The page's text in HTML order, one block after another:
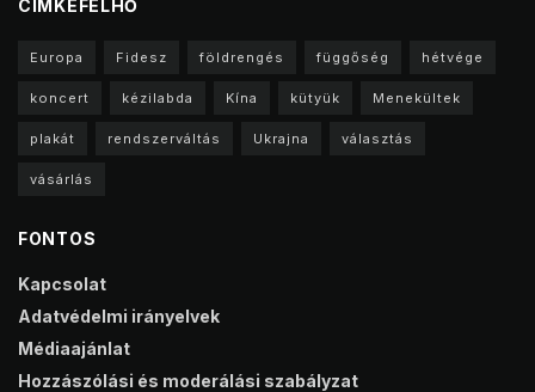
CIMKEFELHŐ
Europa Fidesz földrengés függőség hétvége
koncert kézilabda Kína kütyük Menekültek
plakát rendszerváltás Ukrajna választás
vásárlás
FONTOS
Kapcsolat
Adatvédelmi irányelvek
Médiaajánlat
Hozzászólási és moderálási szabályzat